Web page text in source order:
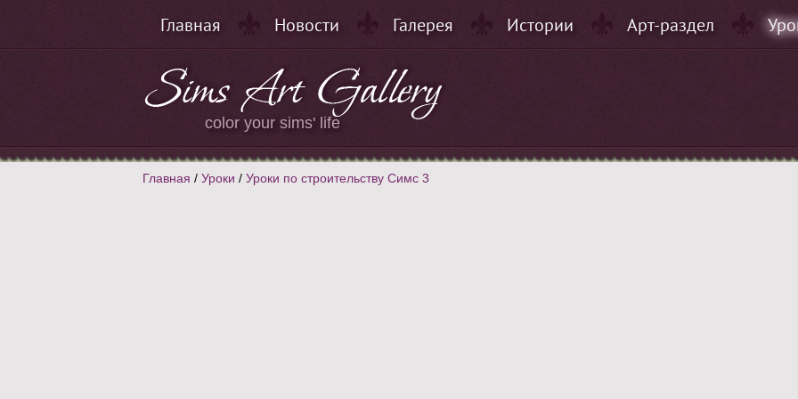
Главная Новости Галерея Истории Арт-раздел
color your sims' life
Главная / Уроки / Уроки по строительству Симс 3